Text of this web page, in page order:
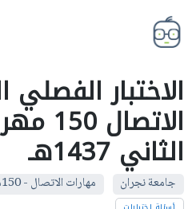
الاختبار
الثاني 1437هـ
جامعة نجران مهارات الاتصال - 150مهر2